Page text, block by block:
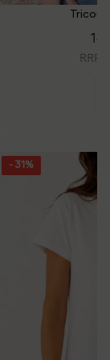
Tricou
RRP:
- 31%